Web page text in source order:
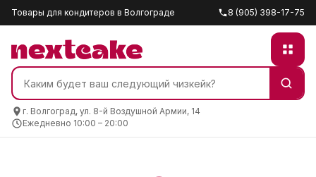
Товары для кондитеров в Волгограде 8 (905) 398-17-75
г. Волгоград, ул. 8-й Воздушной Армии, 14
Ежедневно 10:00 – 20:00